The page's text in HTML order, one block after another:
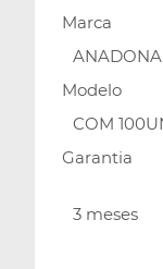
Marca
ANADONA
Modelo
COM
Garantia
3 meses